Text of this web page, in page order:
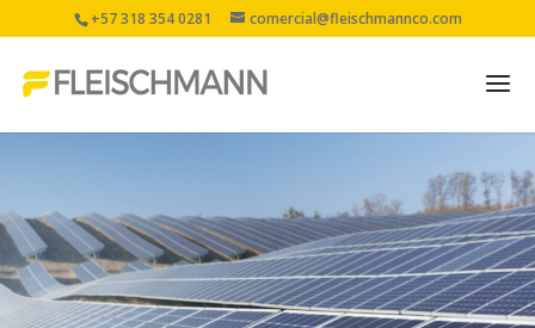
+57 318 354 0281 comercial@fleischmannco.com